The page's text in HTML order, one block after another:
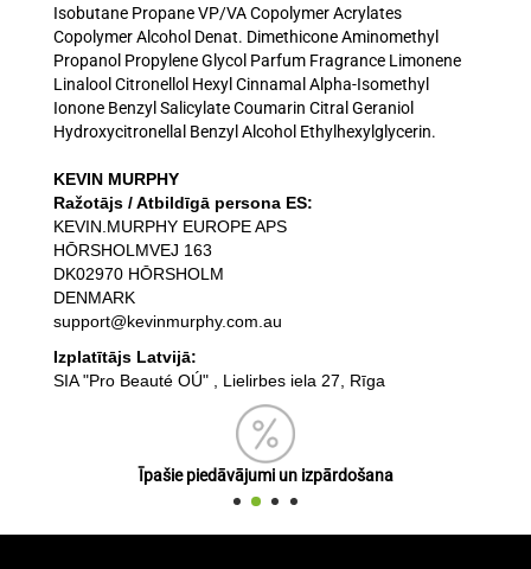
Isobutane Propane VP/VA Copolymer Acrylates
Copolymer Alcohol Denat. Dimethicone Aminomethyl
Propanol Propylene Glycol Parfum Fragrance Limonene
Linalool Citronellol Hexyl Cinnamal Alpha-Isomethyl
Ionone Benzyl Salicylate Coumarin Citral Geraniol
Hydroxycitronellal Benzyl Alcohol Ethylhexylglycerin.
KEVIN MURPHY
Ražotājs / Atbildīgā persona ES:
KEVIN.MURPHY EUROPE APS
HŌRSHOLMVEJ 163
DK02970 HŌRSHOLM
DENMARK
support@kevinmurphy.com.au
Izplatītājs Latvijā:
SIA "Pro Beauté OÚ" , Lielirbes iela 27, Rīga
Īpašie piedāvājumi un izpārdošana